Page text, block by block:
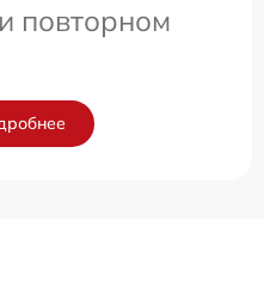
повторном